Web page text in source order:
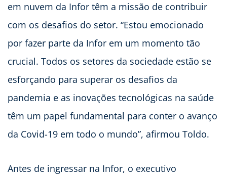
em nuvem da Infor têm a missão de contribuir
com os desafios do setor. “Estou emocionado
por fazer parte da Infor em um momento tão
crucial. Todos os setores da sociedade estão se
esforçando para superar os desafios da
pandemia e as inovações tecnológicas na saúde
têm um papel fundamental para conter o avanço
da Covid-19 em todo o mundo”, afirmou Toldo.
Antes de ingressar na Infor, o executivo